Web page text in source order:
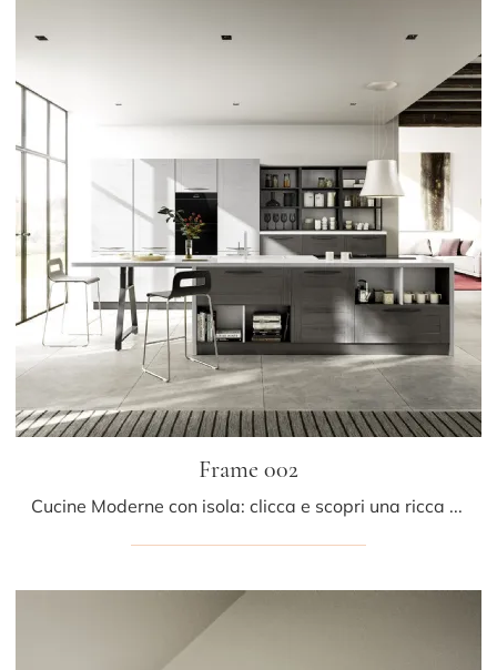
Frame 002
Cucine Moderne con isola: clicca e scopri una ricca gamma di soluzioni della marca Ar-due, tra cui il modello Frame 002.